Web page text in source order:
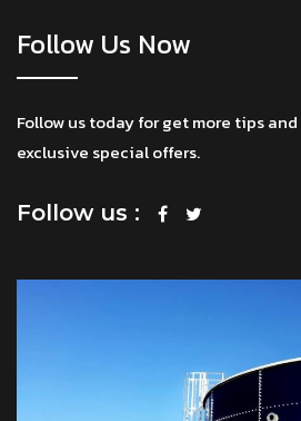
Follow Us Now
Follow us today for get more tips
exclusive special offers.
Follow us :